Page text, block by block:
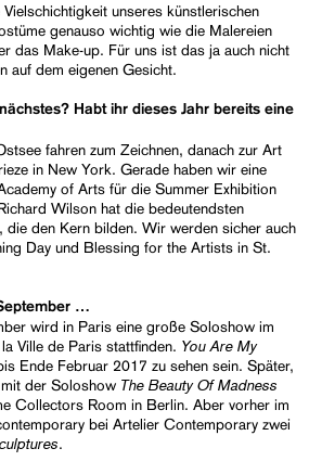
unseres künstlerischen
genauso wichtig wie die Malereien
das Make-up. Für uns ist das ja auch nicht
auf dem eigenen Gesicht.
Habt ihr dieses Jahr bereits eine
fahren zum Zeichnen, danach zur Art
in New York. Gerade haben wir eine
of Arts für die Summer Exhibition
Wilson hat die bedeutendsten
die den Kern bilden. Wir werden sicher auch
Day und Blessing for the Artists in St.
…
wird in Paris eine große Soloshow im
Ville de Paris stattfinden. You Are My
Ende Februar 2017 zu sehen sein. Später,
der Soloshow The Beauty Of Madness
Collectors Room in Berlin. Aber vorher im
bei Artelier Contemporary zwei
.